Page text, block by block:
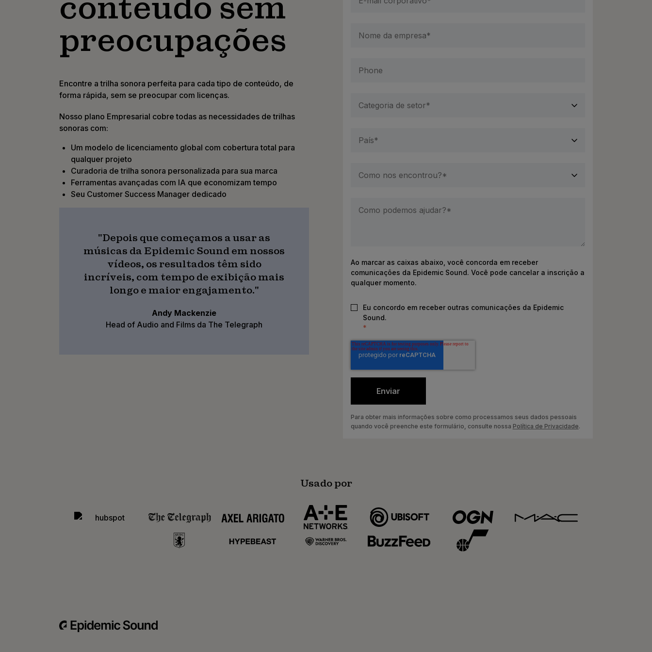
conteúdo sem
preocupações
Encontre a trilha sonora perfeita para cada tipo de conteúdo, de
forma rápida, sem se preocupar com licenças.
Nosso plano Empresarial cobre todas as necessidades de trilhas
sonoras com:
Um modelo de licenciamento global com cobertura total para
qualquer projeto
Curadoria de trilha sonora personalizada para sua marca
Ferramentas avançadas com IA que economizam tempo
Seu Customer Success Manager dedicado
"Depois que começamos a usar as
músicas da Epidemic Sound em nossos
vídeos, os resultados têm sido
incríveis, com tempo de exibição mais
longo e maior engajamento."
Andy Mackenzie
Head of Audio and Films da The Telegraph
Ao marcar as caixas abaixo, você concorda em receber
comunicações da Epidemic Sound. Você pode cancelar a inscrição a
qualquer momento.
Eu concordo em receber outras comunicações da Epidemic
Sound.
*
Para obter mais informações sobre como processamos seus dados pessoais
quando você preenche este formulário, consulte nossa Política de Privacidade.
Usado por